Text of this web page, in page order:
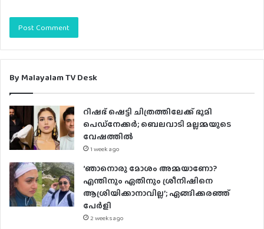
By Malayalam TV Desk
റിഷഭ് ഷെട്ടി ചിത്രത്തിലേക്ക് ഭൂമി
പെഡ്‌നേക്കർ; ബെലവാടി മല്ലമ്മയുടെ
വേഷത്തിൽ
1 week ago
‘ഞാനൊരു മോശം അമ്മയാണോ?
എന്തിനും ഏതിനും ശ്രീനിഷിനെ
ആശ്രിയിക്കാനാവില്ല’; ഏങ്ങിക്കരഞ്ഞ്
പേർളി
2 weeks ago